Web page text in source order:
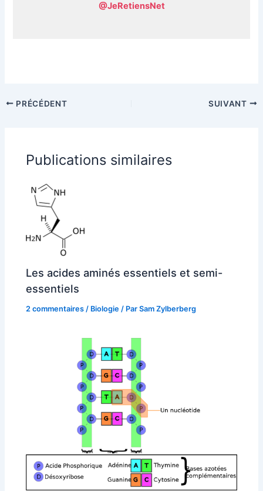
@JeRetiensNet
PRÉCÉDENT SUIVANT
Publications similaires
Les acides aminés essentiels et semi-
essentiels
2 commentaires / Biologie / ParSam Zylberberg